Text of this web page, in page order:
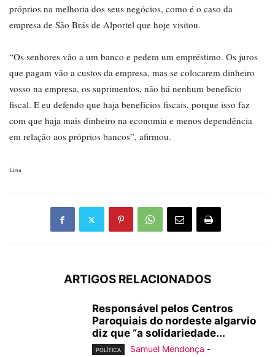
próprios na melhoria dos seus negócios, como é o caso da
empresa de São Brás de Alportel que hoje visitou.
“Os senhores vão a um banco e pedem um empréstimo. Os juros
que pagam vão a custos da empresa, mas se colocarem dinheiro
vosso na empresa, os suprimentos, não há nenhum benefício
fiscal. E eu defendo que haja benefícios fiscais, porque isso faz
com que haja mais dinheiro na economia e menos dependência
em relação aos próprios bancos”, afirmou.
Lusa
ARTIGOS RELACIONADOS
Responsável pelos Centros
Paroquiais do nordeste algarvio
diz que “a solidariedade...
POLÍTICA Samuel Mendonça -